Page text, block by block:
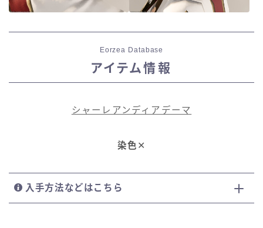
ノースリーブ
七分袖
Eorzea Database
アイテム情報
シャーレアンディアデーマ
染色 ✕
入手方法などはこちら